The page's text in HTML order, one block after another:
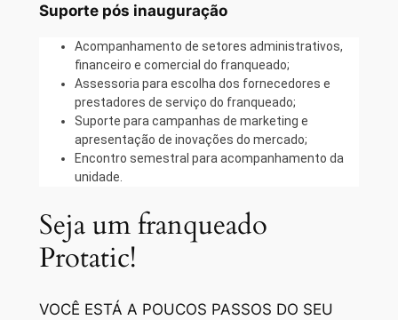
Suporte pós inauguração
Acompanhamento de setores administrativos,
financeiro e comercial do franqueado;
Assessoria para escolha dos fornecedores e
prestadores de serviço do franqueado;
Suporte para campanhas de marketing e
apresentação de inovações do mercado;
Encontro semestral para acompanhamento da
unidade.
Seja um franqueado
Protatic!
VOCÊ ESTÁ A POUCOS PASSOS DO SEU